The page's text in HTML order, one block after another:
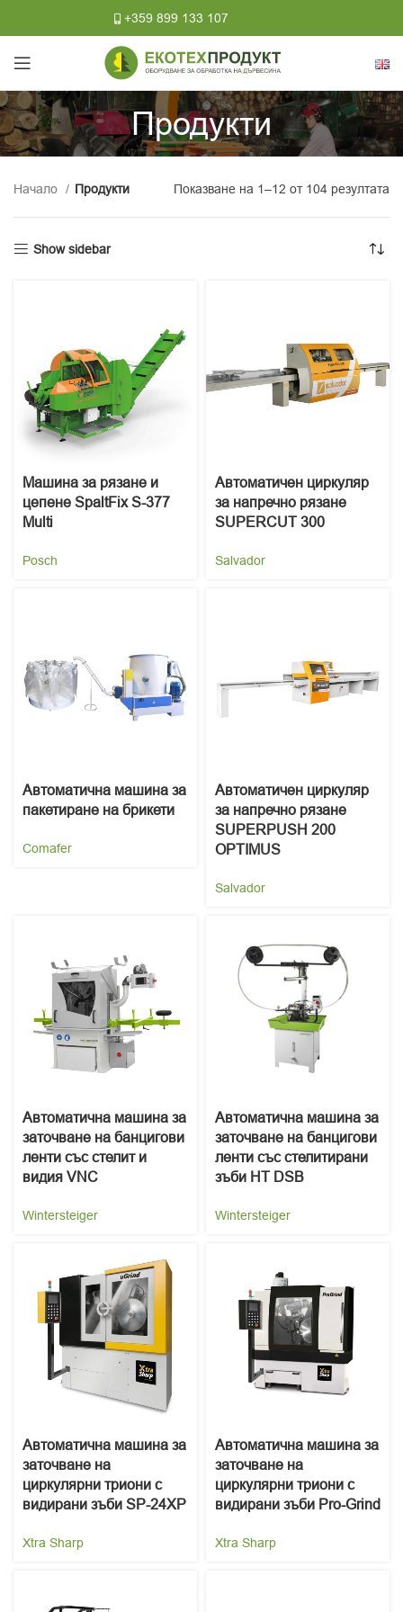
+359 899 133 107
Продукти
Начало Продукти Показване на 1–12 от 104 резултата
Show sidebar
Машина за рязане и
цепене SpaltFix S-377
Multi
Posch
Автоматичен циркуляр
за напречно рязане
SUPERCUT 300
Salvador
Автоматична машина за
пакетиране на брикети
Comafer
Автоматичен циркуляр
за напречно рязане
SUPERPUSH 200
OPTIMUS
Salvador
Автоматична машина за
заточване на банцигови
ленти със стелит и
видия VNC
Wintersteiger
Автоматична машина за
заточване на банцигови
ленти със стелитирани
зъби HT DSB
Wintersteiger
Автоматична машина за
заточване на
циркулярни триони с
видирани зъби SP-24XP
Xtra Sharp
Автоматична машина за
заточване на
циркулярни триони с
видирани зъби Pro-Grind
Xtra Sharp